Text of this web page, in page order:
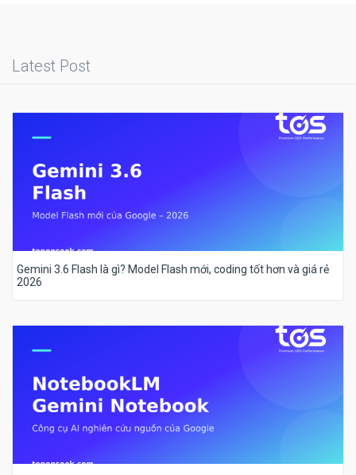
Latest Post
Gemini 3.6 Flash là gì? Model Flash mới, coding tốt hơn và giá rẻ
2026